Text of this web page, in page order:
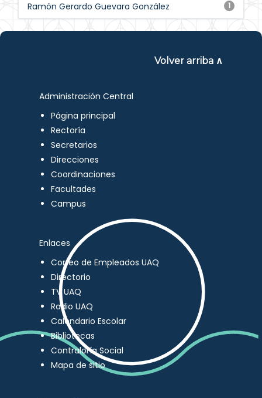
1
Ramón Gerardo Guevara González
Volver arriba ∧
Administración Central
Página principal
Rectoría
Secretarios
Direcciones
Coordinaciones
Facultades
Campus
Enlaces
Correo de Empleados UAQ
Directorio
TV UAQ
Radio UAQ
Calendario Escolar
Bibliotecas
Contraloría Social
Mapa de sitio